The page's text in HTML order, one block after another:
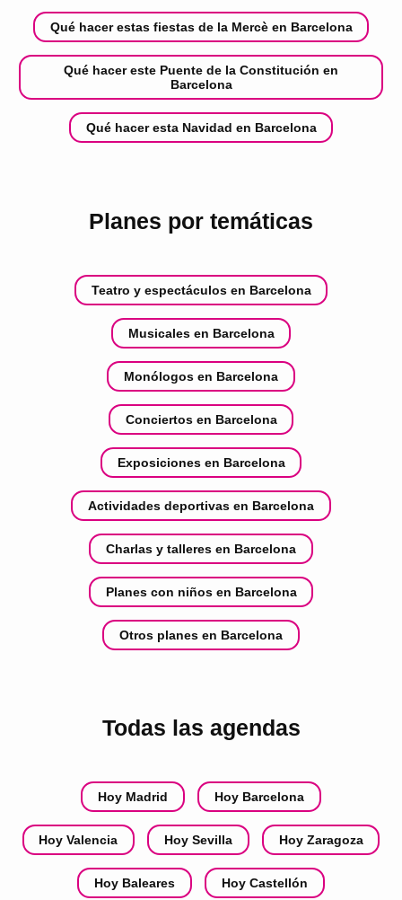
Qué hacer estas fiestas de la Mercè en Barcelona
Qué hacer este Puente de la Constitución en
Barcelona
Qué hacer esta Navidad en Barcelona
Planes por temáticas
Teatro y espectáculos en Barcelona
Musicales en Barcelona
Monólogos en Barcelona
Conciertos en Barcelona
Exposiciones en Barcelona
Actividades deportivas en Barcelona
Charlas y talleres en Barcelona
Planes con niños en Barcelona
Otros planes en Barcelona
Todas las agendas
Hoy Madrid Hoy Barcelona
Hoy Valencia Hoy Sevilla Hoy Zaragoza
Hoy Baleares Hoy Castellón